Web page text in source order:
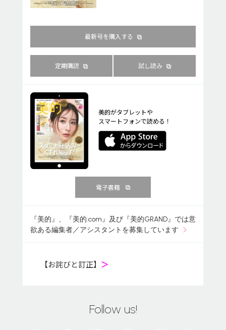
最新号を購入する
定期購読 試し読み
美的がタブレットや
スマートフォンで読める！
電子書籍
『美的』、『美的.com』及び『美的GRAND』では意
欲ある編集者／アシスタントを募集しています
【お詫びと訂正】 ＞
Follow us!